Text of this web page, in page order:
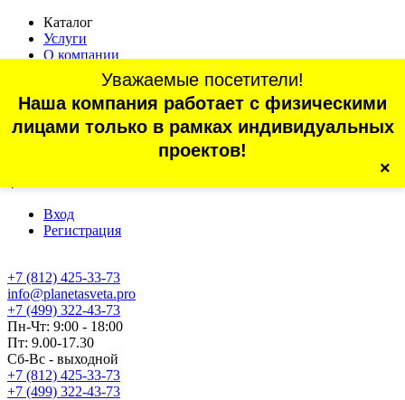
Каталог
Услуги
О компании
Статьи
Контакты
Отзывы
г. Санкт-Петербург, проспект Обуховской Обороны, 70, корп.
Вход
Регистрация
+7 (812) 425-33-73
Уважаемые посетители!
Наша компания работает с физическими
лицами только в рамках индивидуальных
проектов!
×
info@planetasveta.pro
+7 (499) 322-43-73
Пн-Чт: 9:00 - 18:00
Пт: 9.00-17.30
Сб-Вс - выходной
+7 (812) 425-33-73
+7 (499) 322-43-73